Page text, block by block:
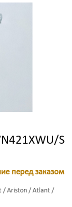
S
перед заказом
/ Ariston / Atlant /